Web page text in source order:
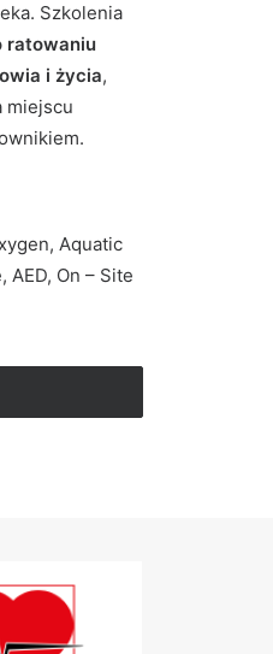
Szkolenia
ratowaniu
i życia,
miejscu
Aquatic
On – Site